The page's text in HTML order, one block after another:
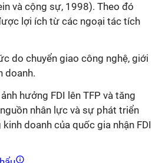
và cộng sự, 1998). Theo đó
lợi ích từ các ngoại tác tích
do chuyển giao công nghệ, giới
doanh.
hưởng FDI lên TFP và tăng
nhân lực và sự phát triển
doanh của quốc gia nhận FDI